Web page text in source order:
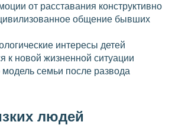
от расставания конструктивно
общение бывших
интересы детей
к новой жизненной ситуации
семьи после развода
людей